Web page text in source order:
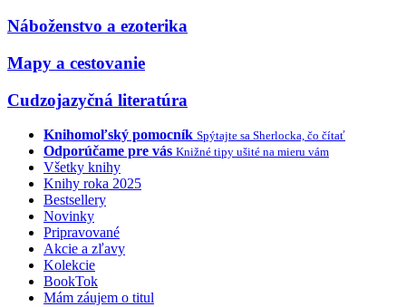
Náboženstvo a ezoterika
Mapy a cestovanie
Cudzojazyčná literatúra
Knihomoľský pomocník Spýtajte sa Sherlocka, čo čítať
Odporúčame pre vás Knižné tipy ušité na mieru vám
Všetky knihy
Knihy roka 2025
Bestsellery
Novinky
Pripravované
Akcie a zľavy
Kolekcie
BookTok
Mám záujem o titul